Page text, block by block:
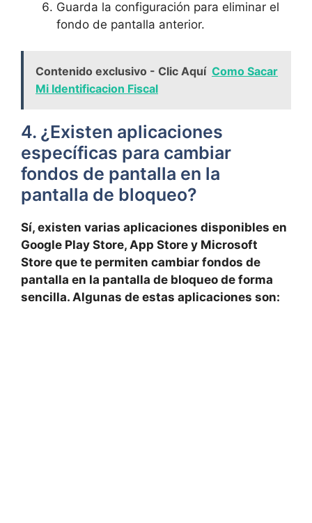
Guarda la configuración para eliminar el
fondo ⁣de pantalla anterior.
Contenido exclusivo - Clic Aquí Como Sacar
Mi Identificacion Fiscal
4. ¿Existen aplicaciones
específicas ⁤para​ cambiar
fondos​ de pantalla en la
pantalla ​de bloqueo?
Sí, existen varias aplicaciones disponibles en
Google Play Store, App Store y Microsoft
Store que⁣ te permiten cambiar fondos de
pantalla en la pantalla ⁢de bloqueo de ​forma
sencilla. Algunas de estas aplicaciones son: